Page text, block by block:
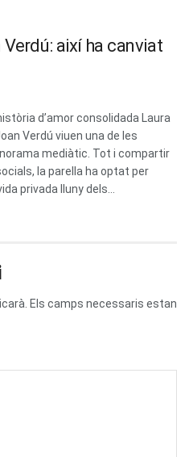
així ha canviat
d’amor consolidada Laura
Verdú viuen una de les
mediàtic. Tot i compartir
la parella ha optat per
privada lluny dels...
Els camps necessaris estan